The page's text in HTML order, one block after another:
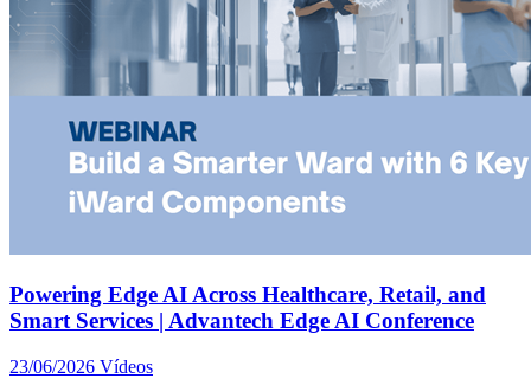
Powering Edge AI Across Healthcare, Retail, and
Smart Services | Advantech Edge AI Conference
23/06/2026 Vídeos